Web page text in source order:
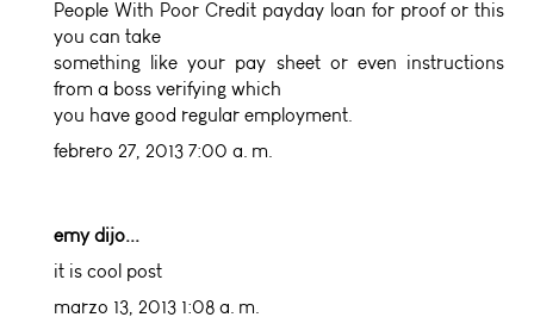
People With Poor Credit payday loan for proof or this
you can take
something like your pay sheet or even instructions
from a boss verifying which
you have good regular employment.
febrero 27, 2013 7:00 a. m.
emydijo...
it is cool post
marzo 13, 2013 1:08 a. m.